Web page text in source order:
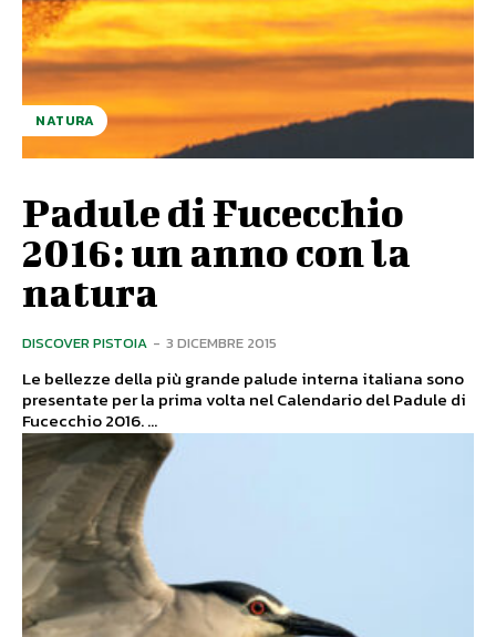
NATURA
Padule di Fucecchio
2016: un anno con la
natura
DISCOVER PISTOIA - 3 DICEMBRE 2015
Le bellezze della più grande palude interna italiana sono
presentate per la prima volta nel Calendario del Padule di
Fucecchio 2016. ...